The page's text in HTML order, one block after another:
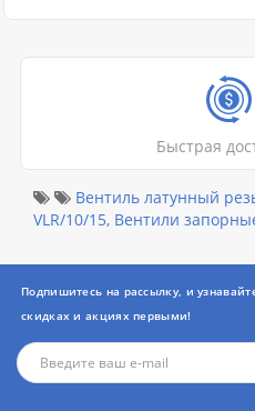
Быстрая
Вентиль латунный
VLR/10/15, Вентили
Подпишитесь на рассылку, и
скидках и акциях первыми!